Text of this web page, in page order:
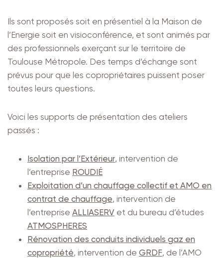
Ils sont proposés soit en présentiel à la Maison de
l’Energie soit en visioconférence, et sont animés par
des professionnels exerçant sur le territoire de
Toulouse Métropole. Des temps d’échange sont
prévus pour que les copropriétaires puissent poser
toutes leurs questions.
Voici les supports de présentation des ateliers
passés :
Isolation par l’Extérieur, intervention de
l’entreprise ROUDIÉ
Exploitation d’un chauffage collectif et AMO en
contrat de chauffage, intervention de
l’entreprise ALLIASERV et du bureau d’études
ATMOSPHERES
Rénovation des conduits individuels gaz en
copropriété, intervention de GRDF, de l’AMO